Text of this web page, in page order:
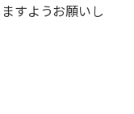
すようお願いし